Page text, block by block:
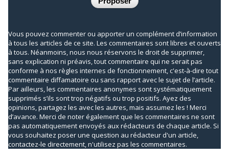
Vous pouvez commenter ou apporter un complément d’information
à tous les articles de ce site. Les commentaires sont libres et ouverts
à tous. Néanmoins, nous nous réservons le droit de supprimer,
sans explication ni préavis, tout commentaire qui ne serait pas
conforme à nos règles internes de fonctionnement, c'est-à-dire tout
commentaire diffamatoire ou sans rapport avec le sujet de l’article.
Par ailleurs, les commentaires anonymes sont systématiquement
supprimés s’ils sont trop négatifs ou trop positifs. Ayez des
opinions, partagez les avec les autres, mais assumez les ! Merci
d’avance. Merci de noter également que les commentaires ne sont
pas automatiquement envoyés aux rédacteurs de chaque article. Si
vous souhaitez poser une question au rédacteur d'un article,
contactez-le directement, n'utilisez pas les commentaires.